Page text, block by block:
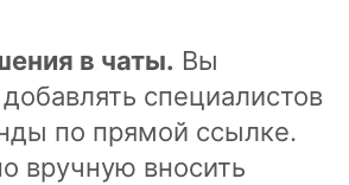
в чаты. Вы
специалистов
по прямой ссылке.
вручную вносить